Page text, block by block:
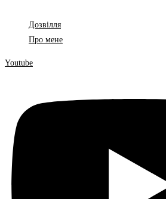
Дозвілля
Про мене
Youtube